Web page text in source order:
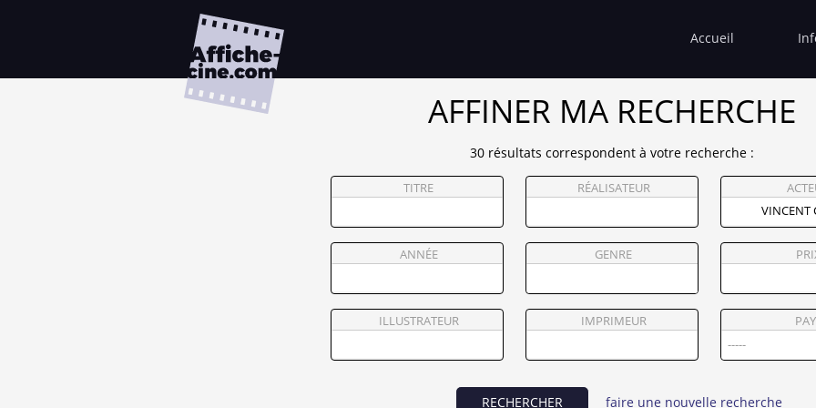
Accueil
AFFINER MA RECHERCHE
30 résultats correspondent à votre recherche :
TITRE RÉALISATEUR
ANNÉE GENRE
ILLUSTRATEUR IMPRIMEUR
RECHERCHER faire une nouvelle recherche